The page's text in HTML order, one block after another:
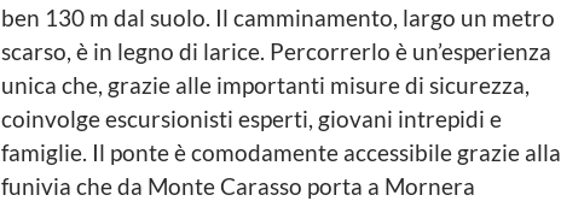
ben 130 m dal suolo. Il camminamento, largo un metro
scarso, è in legno di larice. Percorrerlo è un’esperienza
unica che, grazie alle importanti misure di sicurezza,
coinvolge escursionisti esperti, giovani intrepidi e
famiglie. Il ponte è comodamente accessibile grazie alla
funivia che da Monte Carasso porta a Mornera